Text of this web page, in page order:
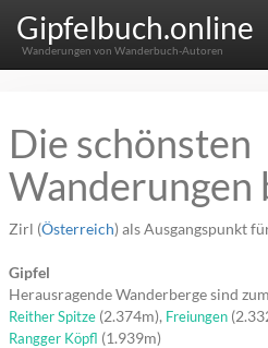
Gipfelbuch.online
Wanderungen von Wanderbuch-Autoren
Die schönsten
Wanderungen
Zirl (Österreich) als Ausgangspunkt
Gipfel
Herausragende Wanderberge sind
Reither Spitze (2.374m), Freiungen
Rangger Köpfl (1.939m)